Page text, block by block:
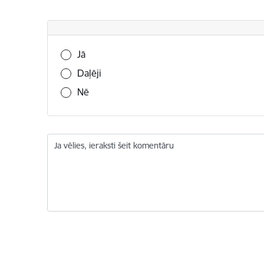
Vai šī informācija bija noderīga?
Jā
Daļēji
Nē
Ja vēlies, ieraksti šeit komentāru